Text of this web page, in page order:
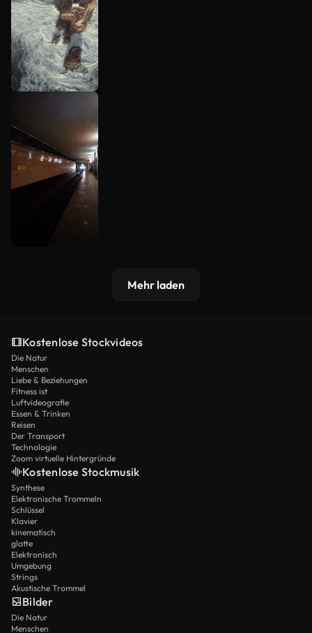
Mehr laden
Kostenlose Stockvideos
Die Natur
Menschen
Liebe & Beziehungen
Fitness ist
Luftvideografie
Essen & Trinken
Reisen
Der Transport
Technologie
Zoom virtuelle Hintergründe
Kostenlose Stockmusik
Synthese
Elektronische Trommeln
Schlüssel
Klavier
kinematisch
glatte
Elektronisch
Umgebung
Strings
Akustische Trommel
Bilder
Die Natur
Menschen